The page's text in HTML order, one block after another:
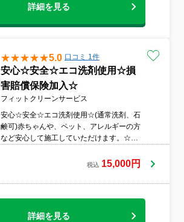
詳細を見る
5.0 口コミ 1件
安心☆安全☆エコ洗剤使用☆損
害賠償保険加入☆
フィットクリーンサービス
安心☆安全☆エコ洗剤使用☆(通常洗剤、石
鹸可)赤ちゃんや、ペット、アレルギーの方
など安心して施工していただけます。☆キ
金なし☆☆出張料金なし☆大手ハウスクリ
のクリーニングを主にやっております
税込 15,000円
詳細を見る